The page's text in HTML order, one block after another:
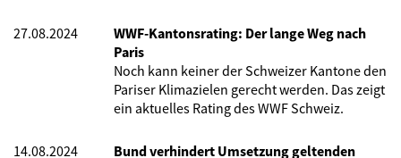
27.08.2024
WWF-Kantonsrating: Der lange Weg nach
Paris
Noch kann keiner der Schweizer Kantone den
Pariser Klimazielen gerecht werden. Das zeigt
ein aktuelles Rating des WWF Schweiz.
14.08.2024
Bund verhindert Umsetzung geltenden